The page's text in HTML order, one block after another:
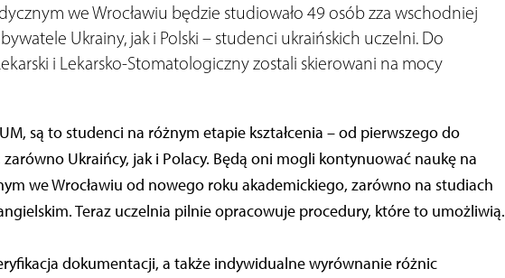
we Wrocławiu będzie studiowało 49 osób zza wschodniej
Ukrainy, jak i Polski – studenci ukraińskich uczelni. Do
i Lekarsko-Stomatologiczny zostali skierowani na mocy
są to studenci na różnym etapie kształcenia – od pierwszego do
Ukraińcy, jak i Polacy. Będą oni mogli kontynuować naukę na
we Wrocławiu od nowego roku akademickiego, zarówno na studiach
Teraz uczelnia pilnie opracowuje procedury, które to umożliwią.
dokumentacji, a także indywidualne wyrównanie różnic